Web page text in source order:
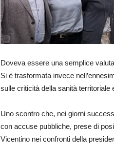
Doveva essere una semplice
Si è trasformata invece
sulle criticità della sanità
Uno scontro che, nei giorni
con accuse pubbliche, prese di
Vicentino nei confronti della